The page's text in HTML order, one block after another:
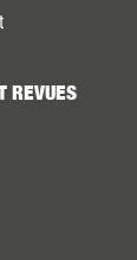
REVUES